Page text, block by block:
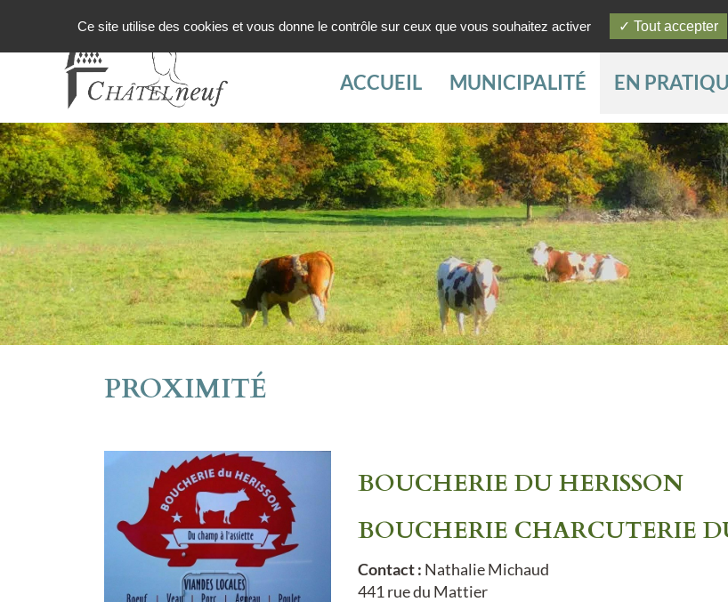
ACCUEIL MUNICIPALITÉ EN
PROXIMITÉ
BOUCHERIE DU HERISSON
BOUCHERIE CHARCUTERIE
Contact : Nathalie Michaud
441 rue du Mattier
Ce site utilise des cookies et vous donne le contrôle sur ceux que vous souhaitez activer Tout accepter